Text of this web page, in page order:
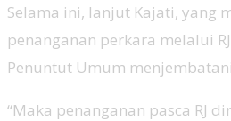
Selama ini, lanjut Kajati, yang
penanganan perkara melalui
Penuntut Umum
“Maka penanganan pasca RJ